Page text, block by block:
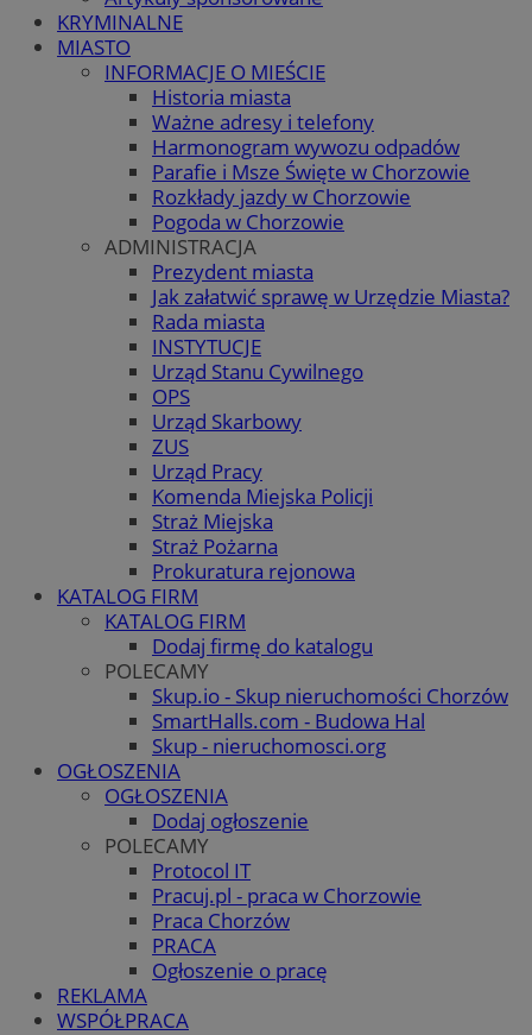
KRYMINALNE
MIASTO
INFORMACJE O MIEŚCIE
Historia miasta
Ważne adresy i telefony
Harmonogram wywozu odpadów
Parafie i Msze Święte w Chorzowie
Rozkłady jazdy w Chorzowie
Pogoda w Chorzowie
ADMINISTRACJA
Prezydent miasta
Jak załatwić sprawę w Urzędzie Miasta?
Rada miasta
INSTYTUCJE
Urząd Stanu Cywilnego
OPS
Urząd Skarbowy
ZUS
Urząd Pracy
Komenda Miejska Policji
Straż Miejska
Straż Pożarna
Prokuratura rejonowa
KATALOG FIRM
KATALOG FIRM
Dodaj firmę do katalogu
POLECAMY
Skup.io - Skup nieruchomości Chorzów
SmartHalls.com - Budowa Hal
Skup - nieruchomosci.org
OGŁOSZENIA
OGŁOSZENIA
Dodaj ogłoszenie
POLECAMY
Protocol IT
Pracuj.pl - praca w Chorzowie
Praca Chorzów
PRACA
Ogłoszenie o pracę
REKLAMA
WSPÓŁPRACA